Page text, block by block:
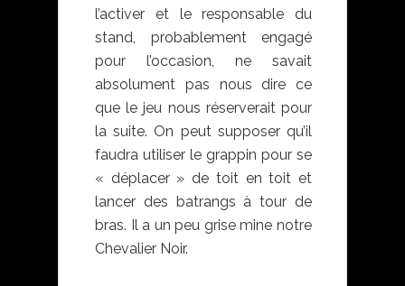
l’activer et le responsable du
stand, probablement engagé
pour l’occasion, ne savait
absolument pas nous dire ce
que le jeu nous réserverait pour
la suite. On peut supposer qu’il
faudra utiliser le grappin pour se
« déplacer » de toit en toit et
lancer des batrangs à tour de
bras. Il a un peu grise mine notre
Chevalier Noir.